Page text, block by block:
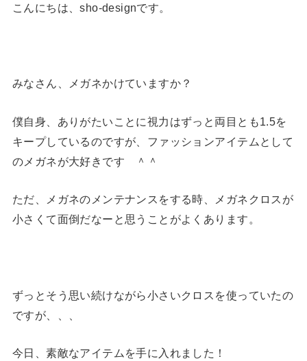
こんにちは、sho-designです。
みなさん、メガネかけていますか？
僕自身、ありがたいことに視力はずっと両目とも1.5を
キープしているのですが、ファッションアイテムとして
のメガネが大好きです ＾＾
ただ、メガネのメンテナンスをする時、メガネクロスが
小さくて面倒だなーと思うことがよくあります。
ずっとそう思い続けながら小さいクロスを使っていたの
ですが、、、
今日、素敵なアイテムを手に入れました！